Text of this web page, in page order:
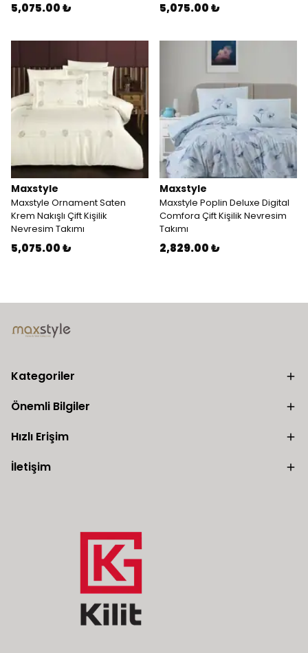
5,075.00 ₺ 5,075.00 ₺
Maxstyle
Maxstyle Ornament Saten
Krem Nakışlı Çift Kişilik
Nevresim Takımı
5,075.00 ₺
Maxstyle
Maxstyle Poplin Deluxe Digital
Comfora Çift Kişilik Nevresim
Takımı
2,829.00 ₺
Kategoriler
Önemli Bilgiler
Hızlı Erişim
İletişim